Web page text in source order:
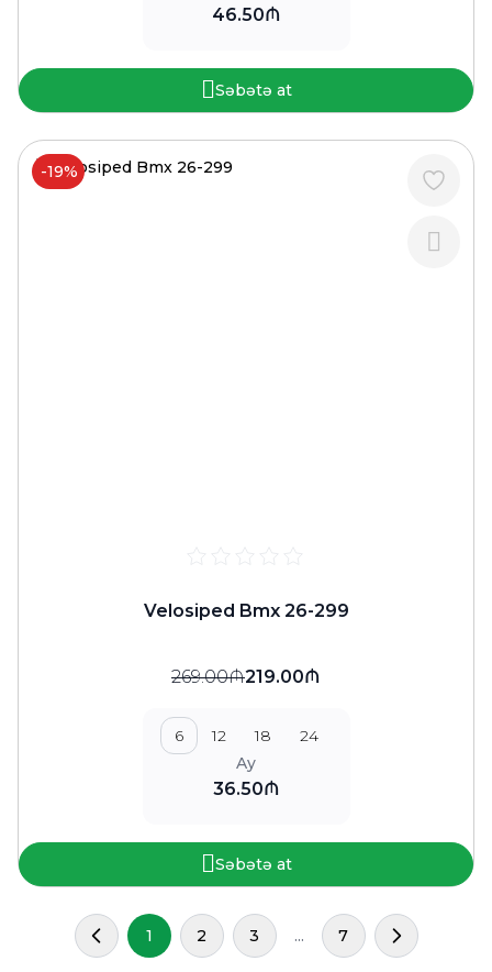
46.50₼
Səbətə at
-19%
Velosiped Bmx 26-299
269.00₼219.00₼
6 12 18
24
Ay
36.50₼
Səbətə at
1 2 3 ... 7